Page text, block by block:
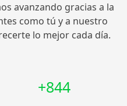
avanzando gracias a la
como tú y a nuestro
lo mejor cada día.
+844